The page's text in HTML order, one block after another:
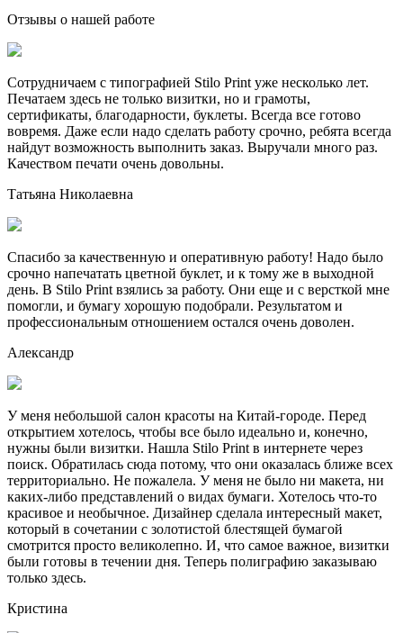
Отзывы о нашей работе
Сотрудничаем с типографией Stilo Print уже несколько лет.
Печатаем здесь не только визитки, но и грамоты,
сертификаты, благодарности, буклеты. Всегда все готово
вовремя. Даже если надо сделать работу срочно, ребята всегда
найдут возможность выполнить заказ. Выручали много раз.
Качеством печати очень довольны.
Татьяна Николаевна
Спасибо за качественную и оперативную работу! Надо было
срочно напечатать цветной буклет, и к тому же в выходной
день. В Stilo Print взялись за работу. Они еще и с версткой мне
помогли, и бумагу хорошую подобрали. Результатом и
профессиональным отношением остался очень доволен.
Александр
У меня небольшой салон красоты на Китай-городе. Перед
открытием хотелось, чтобы все было идеально и, конечно,
нужны были визитки. Нашла Stilo Print в интернете через
поиск. Обратилась сюда потому, что они оказалась ближе всех
территориально. Не пожалела. У меня не было ни макета, ни
каких-либо представлений о видах бумаги. Хотелось что-то
красивое и необычное. Дизайнер сделала интересный макет,
который в сочетании с золотистой блестящей бумагой
смотрится просто великолепно. И, что самое важное, визитки
были готовы в течении дня. Теперь полиграфию заказываю
только здесь.
Кристина